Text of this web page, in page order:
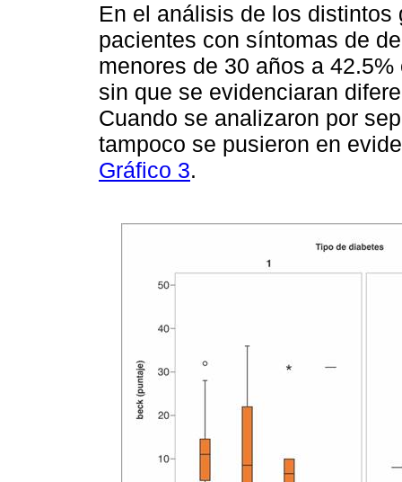
En el análisis de los
pacientes con síntomas de
menores de 30 años a
sin que se evidenciaran
Cuando se analizaron por
tampoco se pusieron en
Gráfico 3.